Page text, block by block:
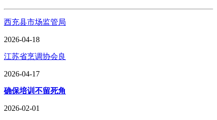
西充县市场监管局
2026-04-18
江苏省烹调协会良
2026-04-17
确保培训不留死角
2026-02-01